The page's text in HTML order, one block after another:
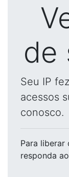
de
Seu IP
acessos
conosco.
Para liberar
responda